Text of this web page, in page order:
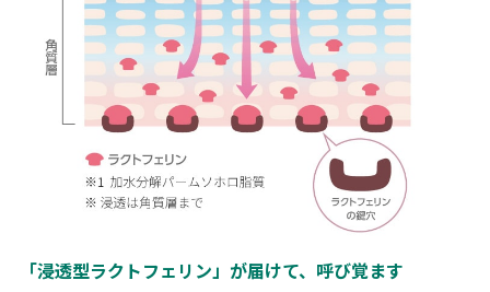
「浸透型ラクトフェリン」が届けて、呼び覚ます